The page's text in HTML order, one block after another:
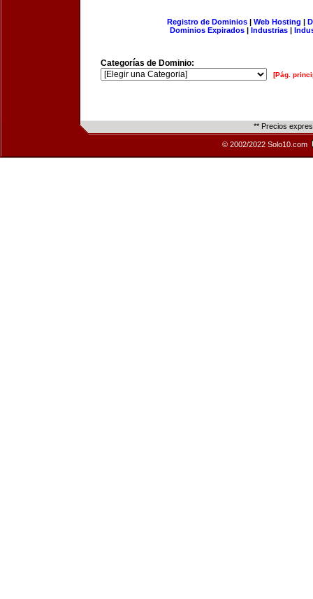
Registro de Dominios| Web Hosting |
Dominios Expirados | Industrias |
Categorías de Dominio:
[Pág.
** Precios
© 2002/2022 Solo10.com